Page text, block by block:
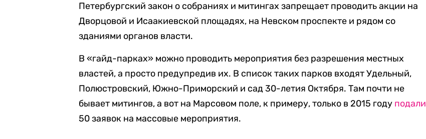
Петербургский закон о собраниях и митингах запрещает проводить акции на
Дворцовой и Исаакиевской площадях, на Невском проспекте и рядом со
зданиями органов власти.
В «гайд-парках» можно проводить мероприятия без разрешения местных
властей, а просто предупредив их. В список таких парков входят Удельный,
Полюстровский, Южно-Приморский и сад 30-летия Октября. Там почти не
бывает митингов, а вот на Марсовом поле, к примеру, только в 2015 году подали
50 заявок на массовые мероприятия.